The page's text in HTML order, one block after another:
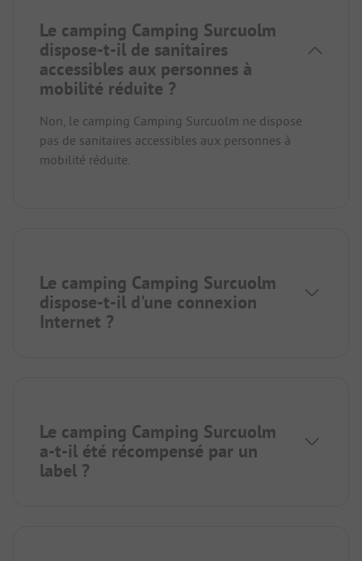
Le camping Camping Surcuolm
dispose-t-il de sanitaires
accessibles aux personnes à
mobilité réduite ?
Non, le camping Camping Surcuolm ne dispose
pas de sanitaires accessibles aux personnes à
mobilité réduite.
Le camping Camping Surcuolm
dispose-t-il d'une connexion
Internet ?
Le camping Camping Surcuolm
a-t-il été récompensé par un
label ?